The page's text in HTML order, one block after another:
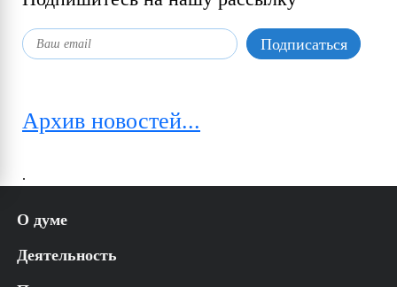
Архив новостей...
.
О думе
Структура
Деятельность